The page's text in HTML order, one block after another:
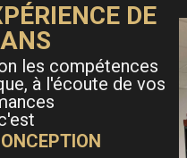
DE
les compétences
à l'écoute de vos